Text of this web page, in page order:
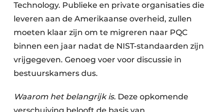
Technology. Publieke en private organisaties die
leveren aan de Amerikaanse overheid, zullen
moeten klaar zijn om te migreren naar PQC
binnen een jaar nadat de NIST-standaarden zijn
vrijgegeven. Genoeg voer voor discussie in
bestuurskamers dus.
Waarom het belangrijk is. Deze opkomende